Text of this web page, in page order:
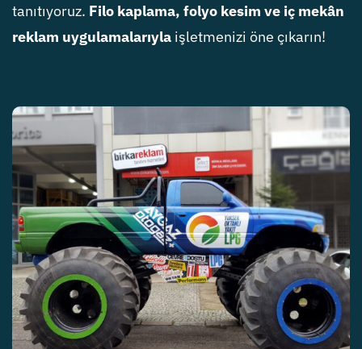
tanıtıyoruz. Filo kaplama, folyo kesim ve iç mekân
reklam uygulamalarıylaişletmenizi öne çıkarın!